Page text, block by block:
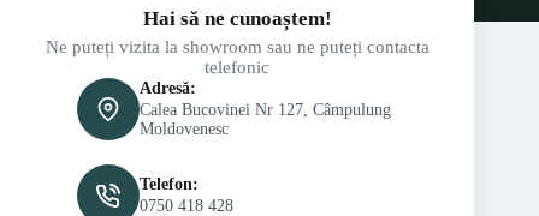
Hai să ne cunoaștem!
Ne puteți vizita la showroom sau ne puteți contacta
telefonic
Adresă:
Calea Bucovinei Nr 127, Câmpulung
Moldovenesc
Telefon:
0750 418 428